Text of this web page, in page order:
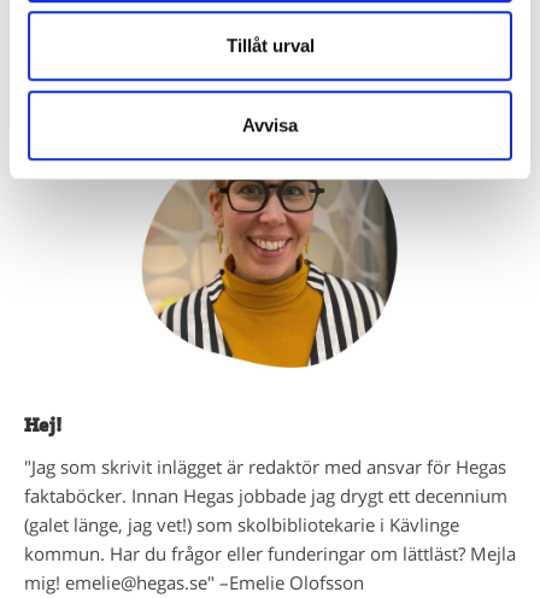
Tillåt urval
Avvisa
superhjältar som plockar skräp och pantar burkar?
Hej!
"Jag som skrivit inlägget är redaktör med ansvar för Hegas
faktaböcker. Innan Hegas jobbade jag drygt ett decennium
(galet länge, jag vet!) som skolbibliotekarie i Kävlinge
kommun. Har du frågor eller funderingar om lättläst? Mejla
mig! emelie@hegas.se" –Emelie Olofsson